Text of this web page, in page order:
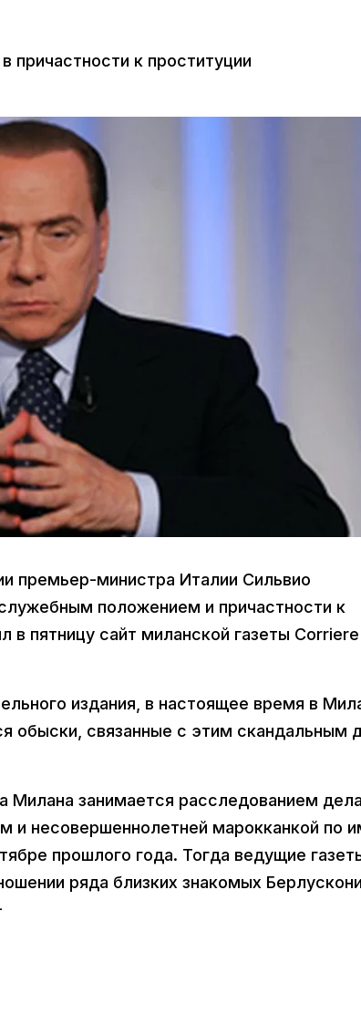
причастности к проституции
премьер-министра Италии Сильвио
положением и причастности к
пятницу сайт миланской газеты
издания, в настоящее время в
обыски, связанные с этим скандальным
Милана занимается расследованием
несовершеннолетней марокканкой по
прошлого года. Тогда ведущие
ряда близких знакомых